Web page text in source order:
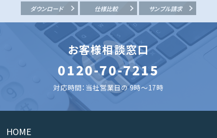
ダウンロード 仕様比較 サンプル請求
お客様相談窓口
0120-70-7215
対応時間：当社営業日の 9時～17時
HOME